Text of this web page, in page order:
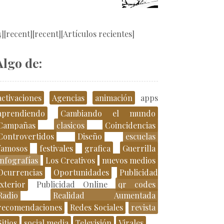
recientes]
de:
Agencias animación
apps
Cambiando el mundo
clasicos
Coincidencias
Diseño
escuelas
festivales grafica
Guerrilla
Los Creativos
nuevos medios
Oportunidades
Publicidad
Publicidad Online
qr codes
Realidad Aumentada
Redes Sociales
revista